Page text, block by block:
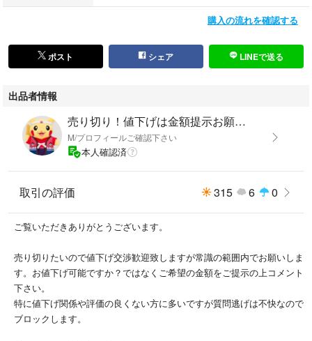
購入の流れを確認する
ポスト シェア LINEで送る
出品者情報
売り切り！値下げは金額提示お願いします
M/プロフィールご確認下さい
本人確認済
取引の評価 315 6 0
ご覧いただきありがとうございます。
売り切りたいので値下げ交渉歓迎致しますが常識の範囲内でお願いしま
す。お値下げ可能ですか？ではなくご希望の金額をご提示の上コメント
下さい。
特に値下げ関係や評価の良くない方に多いですが質問逃げは不快なので
ブロックします。